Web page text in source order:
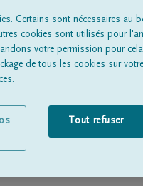
les avis de décèsÀ propos
Certains sont nécessaires au
cookies sont utilisés pour
votre permission pour
de tous les cookies sur
Tout refuser